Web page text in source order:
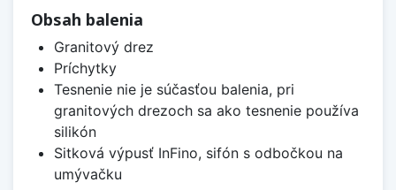
Obsah balenia
Granitový drez
Príchytky
Tesnenie nie je súčasťou balenia, pri
granitových drezoch sa ako tesnenie používa
silikón
Sitková výpusť InFino, sifón s odbočkou na
umývačku